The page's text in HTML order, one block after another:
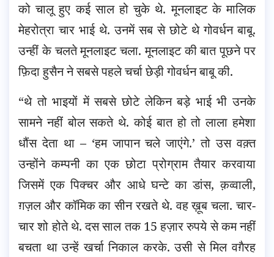
को चालू हुए कई साल हो चुके थे. मूनलाइट के मालिक
मेहरोत्रा चार भाई थे. उनमें सब से छोटे थे गोवर्धन बाबू.
उन्हीं के चलते मूनलाइट चला. मूनलाइट की बात पूछने पर
फ़िदा हुसैन ने सबसे पहले चर्चा छेड़ी गोवर्धन बाबू की.
“थे तो भाइयों में सबसे छोटे लेकिन बड़े भाई भी उनके
सामने नहीं बोल सकते थे. कोई बात हो तो लाला हमेशा
धौंस देता था – ‘हम जापान चले जाएंगे.’ तो उस वक़्त
उन्होंने कम्पनी का एक छोटा प्रोग्राम तैयार करवाया
जिसमें एक पिक्चर और आधे घन्टे का डांस, क़व्वाली,
ग़ज़ल और कॉमिक का सीन रखते थे. वह ख़ूब चला. चार-
चार शो होते थे. दस साल तक 15 हज़ार रुपये से कम नहीं
बचता था उन्हें खर्चा निकाल करके. उसी से मिल वग़ैरह